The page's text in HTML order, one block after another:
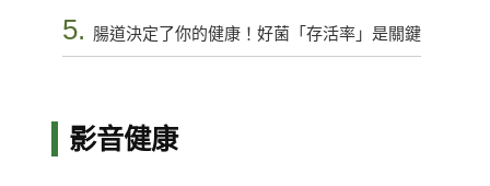
5. 腸道決定了你的健康！好菌「存活率」是關鍵
影音健康